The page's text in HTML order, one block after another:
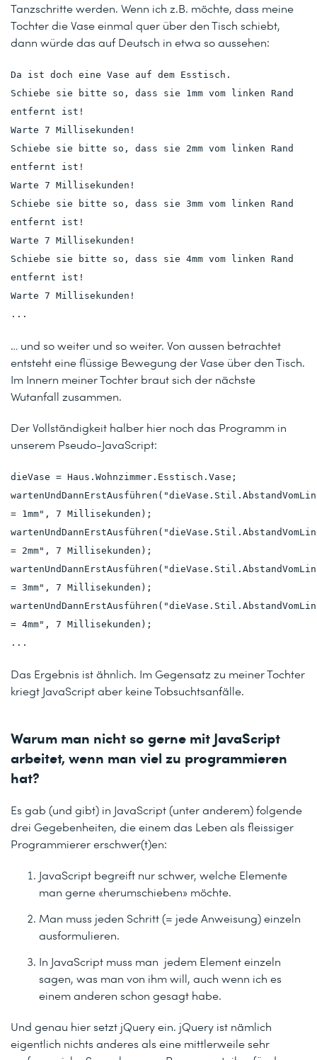
Tanzschritte werden. Wenn ich z.B. möchte, dass meine
Tochter die Vase einmal quer über den Tisch schiebt,
dann würde das auf Deutsch in etwa so aussehen:
Da ist doch eine Vase auf dem Esstisch.
Schiebe sie bitte so, dass sie 1mm vom linken Rand
entfernt ist!
Warte 7 Millisekunden!
Schiebe sie bitte so, dass sie 2mm vom linken Rand
entfernt ist!
Warte 7 Millisekunden!
Schiebe sie bitte so, dass sie 3mm vom linken Rand
entfernt ist!
Warte 7 Millisekunden!
Schiebe sie bitte so, dass sie 4mm vom linken Rand
entfernt ist!
Warte 7 Millisekunden!
...
… und so weiter und so weiter. Von aussen betrachtet
entsteht eine flüssige Bewegung der Vase über den Tisch.
Im Innern meiner Tochter braut sich der nächste
Wutanfall zusammen.
Der Vollständigkeit halber hier noch das Programm in
unserem Pseudo-JavaScript:
dieVase = Haus.Wohnzimmer.Esstisch.Vase;
= 1mm", 7 Millisekunden);
= 2mm", 7 Millisekunden);
= 3mm", 7 Millisekunden);
= 4mm", 7 Millisekunden);
...
Das Ergebnis ist ähnlich. Im Gegensatz zu meiner Tochter
kriegt JavaScript aber keine Tobsuchtsanfälle.
Warum man nicht so gerne mit JavaScript
arbeitet, wenn man viel zu programmieren
hat?
Es gab (und gibt) in JavaScript (unter anderem) folgende
drei Gegebenheiten, die einem das Leben als fleissiger
Programmierer erschwer(t)en:
JavaScript begreift nur schwer, welche Elemente
man gerne «herumschieben» möchte.
Man muss jeden Schritt (= jede Anweisung) einzeln
ausformulieren.
In JavaScript muss man jedem Element einzeln
sagen, was man von ihm will, auch wenn ich es
einem anderen schon gesagt habe.
Und genau hier setzt jQuery ein. jQuery ist nämlich
eigentlich nichts anderes als eine mittlerweile sehr